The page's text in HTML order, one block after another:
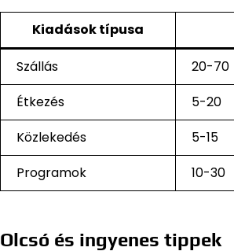
Kiadások típusa
Szállás
20-70
Étkezés
5-20
Közlekedés
5-15
Programok
10-30
Olcsó és ingyenes tippek